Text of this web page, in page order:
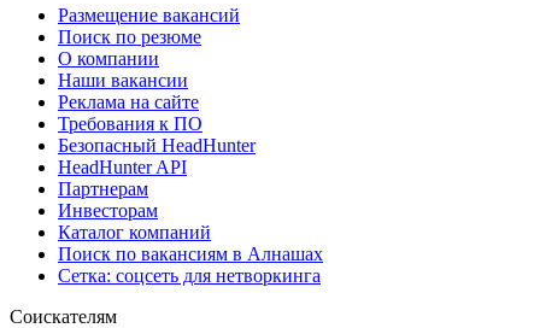
Размещение вакансий
Поиск по резюме
О компании
Наши вакансии
Реклама на сайте
Требования к ПО
Безопасный HeadHunter
HeadHunter API
Партнерам
Инвесторам
Каталог компаний
Поиск по вакансиям в Алнашах
Сетка: соцсеть для нетворкинга
Соискателям